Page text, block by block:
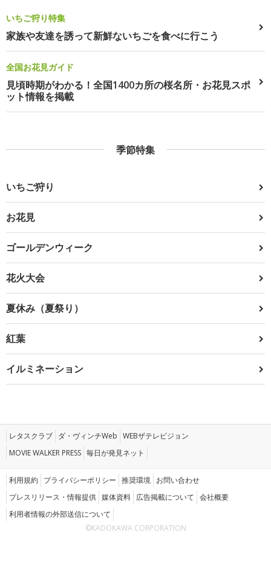
いちご狩り特集
家族や友達を誘って新鮮ないちごを食べに行こう
全国お花見ガイド
見頃時期がわかる！全国1400カ所の桜名所・お花見スポ
ット情報を掲載
季節特集
いちご狩り
お花見
ゴールデンウィーク
花火大会
夏休み（夏祭り）
紅葉
イルミネーション
レタスクラブ ダ・ヴィンチWeb WEBザテレビジョン
MOVIE WALKER PRESS 毎日が発見ネット
利用規約 プライバシーポリシー 推奨環境 お問い合わせ
プレスリリース・情報提供 媒体資料 広告掲載について 会社概要
利用者情報の外部送信について
©KADOKAWA CORPORATION